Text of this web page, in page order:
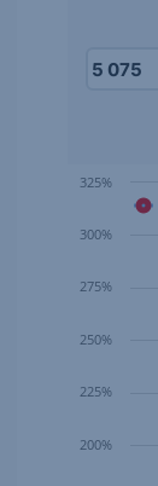
200%
250%
300%
225%
275%
325%